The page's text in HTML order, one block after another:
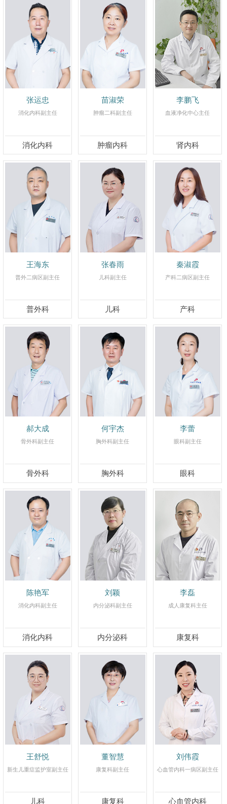
张运忠
消化内科副主任
消化内科
苗淑荣
肿瘤二科副主任
肿瘤内科
李鹏飞
血液净化中心主任
肾内科
王海东
普外二病区副主任
普外科
张春雨
儿科副主任
儿科
秦淑霞
产科二病区副主任
产科
郝大成
骨外科副主任
骨外科
何宇杰
胸外科副主任
胸外科
李蕾
眼科副主任
眼科
陈艳军
消化内科副主任
消化内科
刘颖
内分泌科副主任
内分泌科
李磊
成人康复科主任
康复科
王舒悦
新生儿重症监护室副主任
儿科
董智慧
康复科副主任
康复科
刘伟霞
心血管内科一病区副主任
心血管内科